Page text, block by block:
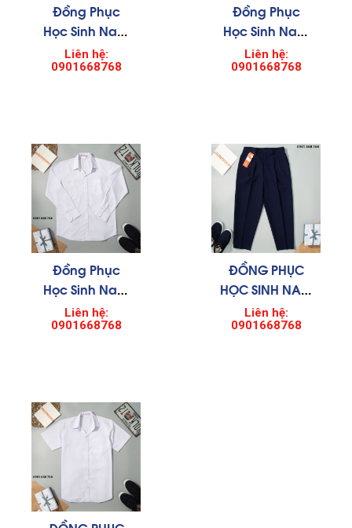
Đồng Phục
Học Sinh Nam
0005
Liên hệ:
0901668768
Đồng Phục
Học Sinh Nam
006
Liên hệ:
0901668768
Đồng Phục
Học Sinh Nam
0006
Liên hệ:
0901668768
ĐỒNG PHỤC
HỌC SINH NAM
007
Liên hệ:
0901668768